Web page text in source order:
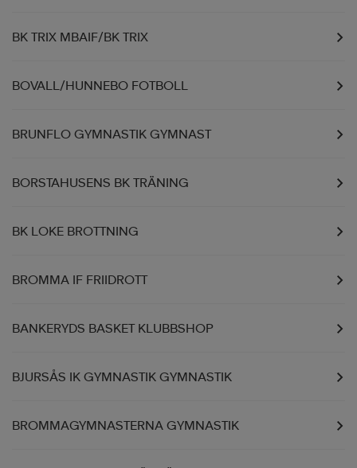
BK TRIX MBAIF/BK TRIX
BOVALL/HUNNEBO FOTBOLL
BRUNFLO GYMNASTIK GYMNAST
BORSTAHUSENS BK TRÄNING
BK LOKE BROTTNING
BROMMA IF FRIIDROTT
BANKERYDS BASKET KLUBBSHOP
BJURSÅS IK GYMNASTIK GYMNASTIK
BROMMAGYMNASTERNA GYMNASTIK